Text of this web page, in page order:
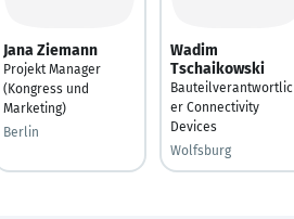
Jana Ziemann
Projekt Manager
(Kongress und
Marketing)
Berlin
Wadim
Tschaikowski
er Connectivity
Devices
Wolfsburg